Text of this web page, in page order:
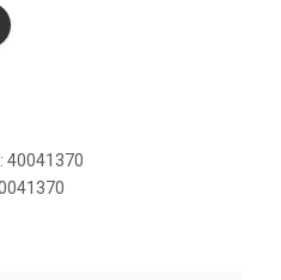
40041370